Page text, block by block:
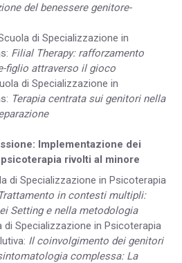
del benessere genitore-
di Specializzazione in
Filial Therapy: rafforzamento
figlio attraverso il gioco
di Specializzazione in
Terapia centrata sui genitori nella
Implementazione dei
rivolti al minore
di Specializzazione in Psicoterapia
Trattamento in contesti multipli:
Setting e nella metodologia
Specializzazione in Psicoterapia
Il coinvolgimento dei genitori
complessa: La